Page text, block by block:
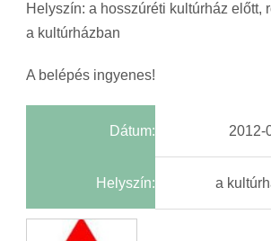
Helyszín: a hosszúréti kultúrház előtt,
a kultúrházban
A belépés ingyenes!
Dátum: 2012-
Helyszín: a